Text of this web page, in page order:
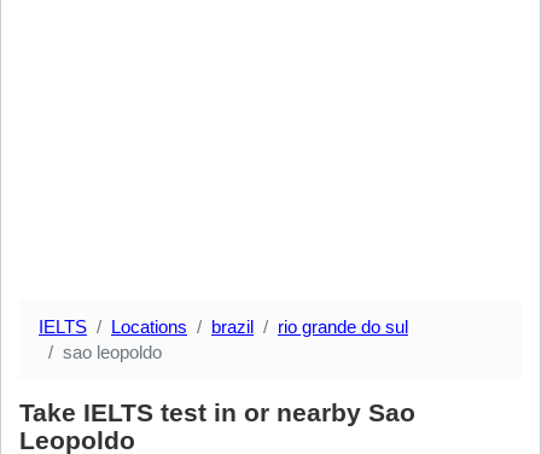
IELTS Locations brazil
rio grande do sul
sao leopoldo
Take IELTS test in or nearby Sao
Leopoldo